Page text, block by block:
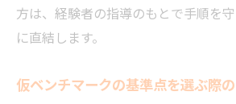
方は、経験者の指導のもとで手順を
に直結します。
仮ベンチマークの基準点を選ぶ際